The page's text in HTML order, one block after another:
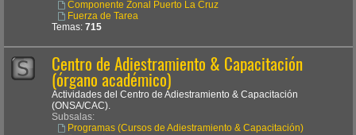
Componente Zonal Puerto La Cruz
Fuerza de Tarea
Temas: 715
Centro de Adiestramiento & Capacitación
(órgano académico)
Actividades del Centro de Adiestramiento & Capacitación
(ONSA/CAC).
Subsalas:
Programas (Cursos de Adiestramiento & Capacitación)